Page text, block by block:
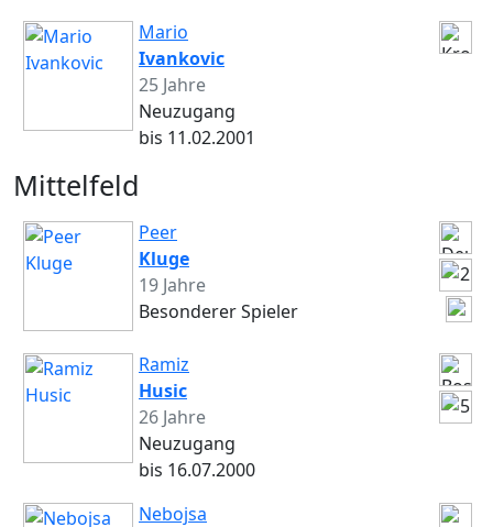
Mario
Ivankovic
25 Jahre
Neuzugang
bis 11.02.2001
Mittelfeld
Peer
Kluge
19 Jahre
Besonderer Spieler
Ramiz
Husic
26 Jahre
Neuzugang
bis 16.07.2000
Nebojsa